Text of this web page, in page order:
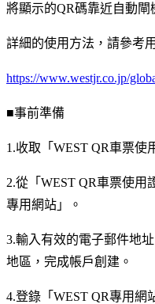
將顯示的QR碼靠近自動閘
詳細的使用方法，請參考
https://www.westjr.co.jp/
■事前準備
1.收取「WEST QR車票使
2.從「WEST QR車票使用
專用網站」。
3.輸入有效的電子郵件地
地區，完成帳戶創建。
4.登錄「WEST QR專用網